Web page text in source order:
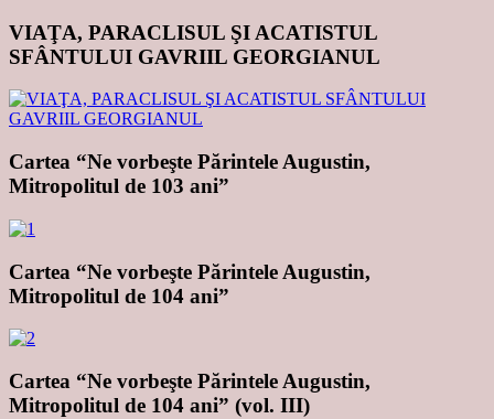
VIAŢA, PARACLISUL ŞI ACATISTUL
SFÂNTULUI GAVRIIL GEORGIANUL
Cartea “Ne vorbeşte Părintele Augustin,
Mitropolitul de 103 ani”
Cartea “Ne vorbeşte Părintele Augustin,
Mitropolitul de 104 ani”
Cartea “Ne vorbeşte Părintele Augustin,
Mitropolitul de 104 ani” (vol. III)